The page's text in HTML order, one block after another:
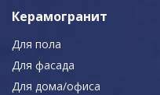
Керамогранит
Для пола
Для фасада
Для дома/офиса